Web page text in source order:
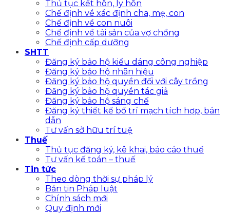
Thủ tục kết hôn, ly hôn
Chế định về xác định cha, mẹ, con
Chế định về con nuôi
Chế định về tài sản của vợ chồng
Chế định cấp dưỡng
SHTT
Đăng ký bảo hộ kiểu dáng công nghiệp
Đăng ký bảo hộ nhãn hiệu
Đăng ký bảo hộ quyền đối với cây trồng
Đăng ký bảo hộ quyền tác giả
Đăng ký bảo hộ sáng chế
Đăng ký thiết kế bố trí mạch tích hợp, bán
dẫn
Tư vấn sở hữu trí tuệ
Thuế
Thủ tục đăng ký, kê khai, báo cáo thuế
Tư vấn kế toán – thuế
Tin tức
Theo dòng thời sự pháp lý
Bản tin Pháp luật
Chính sách mới
Quy định mới